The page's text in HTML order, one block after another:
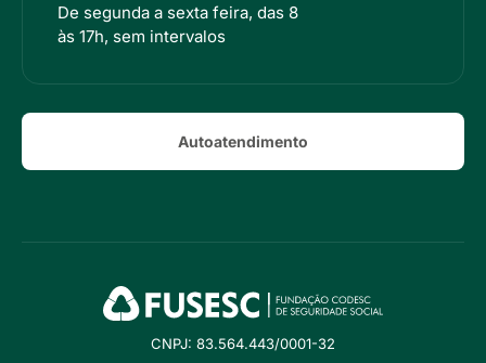
De segunda a sexta feira, das 8
às 17h, sem intervalos
Autoatendimento
CNPJ: 83.564.443/0001-32